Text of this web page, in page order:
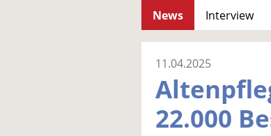
News Interview
11.04.2025
22.000